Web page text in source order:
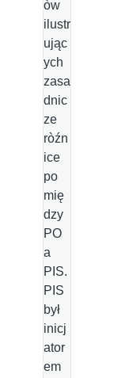
òw
ilustr
ując
ych
zasa
dnic
ze
ròźn
ice
po
mię
dzy
PO
a
PIS.
PIS
był
inicj
ator
em